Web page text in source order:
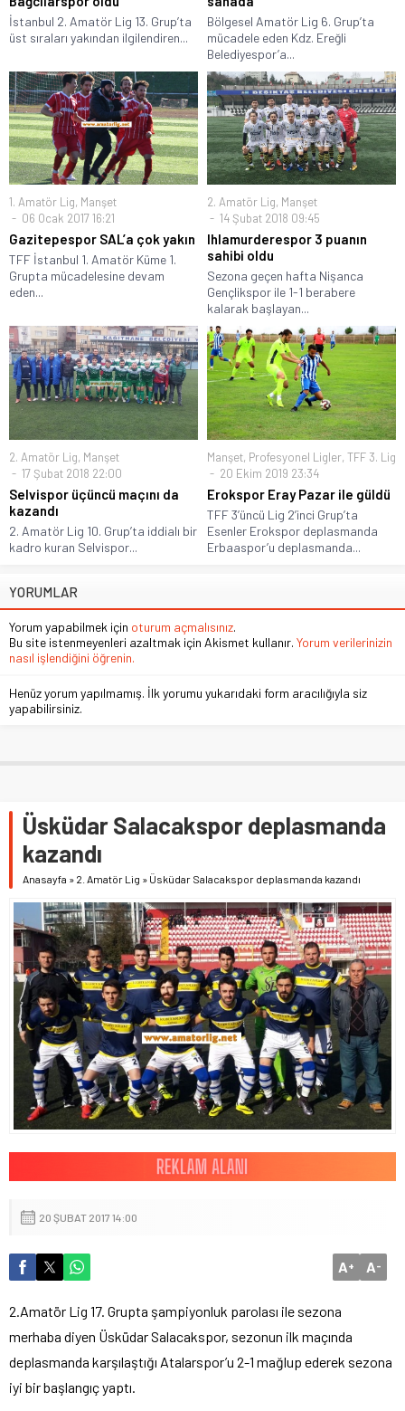
İstanbul 2. Amatör Lig 13. Grup’ta
üst sıraları yakından ilgilendiren...
Bölgesel Amatör Lig 6. Grup’ta
mücadele eden Kdz. Ereğli
Belediyespor’a...
1. Amatör Lig, Manşet
06 Ocak 2017 16:21
Gazitepespor SAL’a çok yakın
TFF İstanbul 1. Amatör Küme 1.
Grupta mücadelesine devam
eden...
2. Amatör Lig, Manşet
14 Şubat 2018 09:45
Ihlamurderespor 3 puanın
sahibi oldu
Sezona geçen hafta Nişanca
Gençlikspor ile 1-1 berabere
kalarak başlayan...
2. Amatör Lig, Manşet
17 Şubat 2018 22:00
Selvispor üçüncü maçını da
kazandı
2. Amatör Lig 10. Grup’ta iddialı bir
kadro kuran Selvispor...
Manşet, Profesyonel Ligler, TFF 3. Lig
20 Ekim 2019 23:34
Erokspor Eray Pazar ile güldü
TFF 3’üncü Lig 2’inci Grup’ta
Esenler Erokspor deplasmanda
Erbaaspor’u deplasmanda...
YORUMLAR
Yorum yapabilmek için oturum açmalısınız.
Bu site istenmeyenleri azaltmak için Akismet kullanır. Yorum verilerinizin
nasıl işlendiğini öğrenin.
Henüz yorum yapılmamış. İlk yorumu yukarıdaki form aracılığıyla siz
yapabilirsiniz.
Üsküdar Salacakspor deplasmanda
kazandı
Anasayfa » 2. Amatör Lig » Üsküdar Salacakspor deplasmanda kazandı
20 ŞUBAT 2017 14:00
A+ A-
2.Amatör Lig 17. Grupta şampiyonluk parolası ile sezona
merhaba diyen Üsküdar Salacakspor, sezonun ilk maçında
deplasmanda karşılaştığı Atalarspor’u 2-1 mağlup ederek sezona
iyi bir başlangıç yaptı.